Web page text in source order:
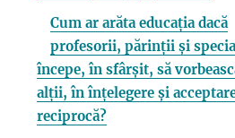
Cum ar arăta educația dacă
profesorii, părinții și
începe, în sfârșit, să
alții, în înțelegere și
reciprocă?